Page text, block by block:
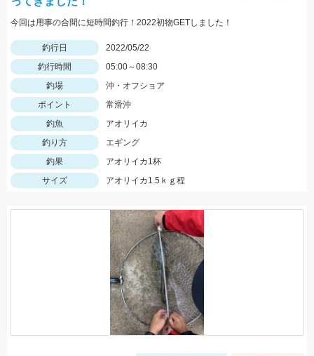
今回は用事の合間に短時間釣行！2022初物GETしました！
釣行日
2022/05/22
釣行時間
05:00～08:30
釣場
沖・オフショア
ポイント
常滑沖
釣魚
アオリイカ
釣り方
エギング
釣果
アオリイカ1杯
サイズ
アオリイカ1.5ｋｇ程